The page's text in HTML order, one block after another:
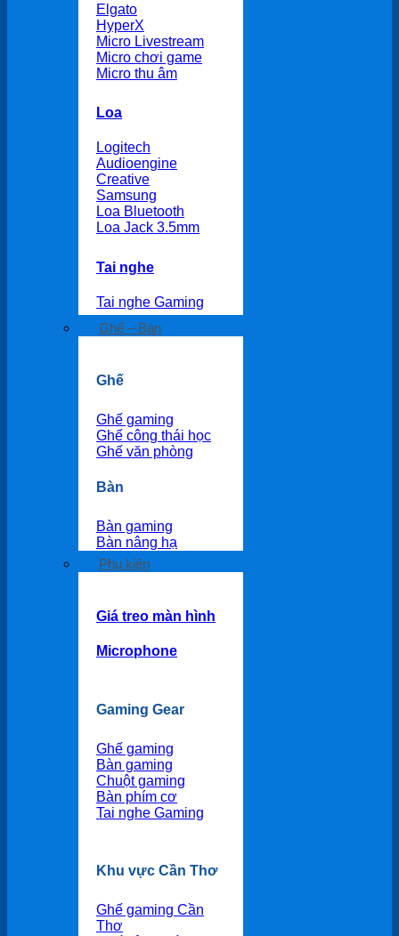
Elgato
HyperX
Micro Livestream
Micro chơi game
Micro thu âm
Loa
Logitech
Audioengine
Creative
Samsung
Loa Bluetooth
Loa Jack 3.5mm
Tai nghe
Tai nghe Gaming
Ghế – Bàn
Ghế
Ghế gaming
Ghế công thái học
Ghế văn phòng
Bàn
Bàn gaming
Bàn nâng hạ
Phụ kiện
Giá treo màn hình
Microphone
Gaming Gear
Ghế gaming
Bàn gaming
Chuột gaming
Bàn phím cơ
Tai nghe Gaming
Khu vực Cần Thơ
Ghế gaming Cần
Thơ